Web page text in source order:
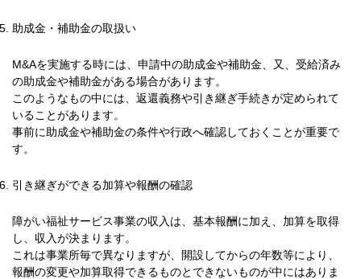
助成金・補助金の取扱い
M&Aを実施する時には、申請中の助成金や補助金、又、受給済み
の助成金や補助金がある場合があります。
このようなもの中には、返還義務や引き継ぎ手続きが定められて
いることがあります。
事前に助成金や補助金の条件や行政へ確認しておくことが重要で
す。
引き継ぎができる加算や報酬の確認
障がい福祉サービス事業の収入は、基本報酬に加え、加算を取得
し、収入が決まります。
これは事業所毎で異なりますが、開設してからの年数等により、
報酬の変更や加算取得できるものとできないものが中にはありま